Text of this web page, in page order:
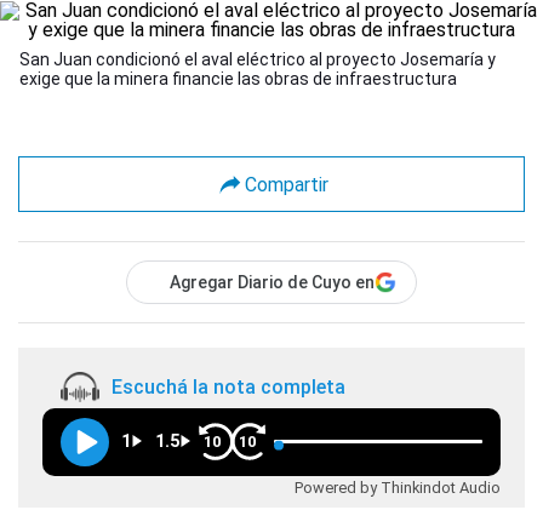
San Juan condicionó el aval eléctrico al proyecto Josemaría y
exige que la minera financie las obras de infraestructura
Compartir
Agregar Diario de Cuyo en
Escuchá la nota completa
1 1.5 10 10
Powered by Thinkindot Audio